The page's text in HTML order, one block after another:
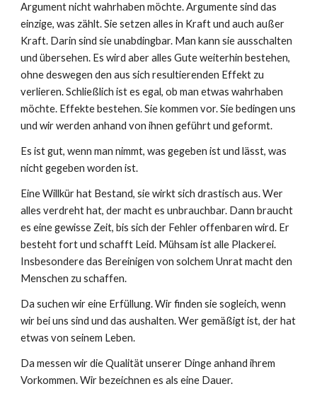
Argument nicht wahrhaben möchte. Argumente sind das
einzige, was zählt. Sie setzen alles in Kraft und auch außer
Kraft. Darin sind sie unabdingbar. Man kann sie ausschalten
und übersehen. Es wird aber alles Gute weiterhin bestehen,
ohne deswegen den aus sich resultierenden Effekt zu
verlieren. Schließlich ist es egal, ob man etwas wahrhaben
möchte. Effekte bestehen. Sie kommen vor. Sie bedingen uns
und wir werden anhand von ihnen geführt und geformt.
Es ist gut, wenn man nimmt, was gegeben ist und lässt, was
nicht gegeben worden ist.
Eine Willkür hat Bestand, sie wirkt sich drastisch aus. Wer
alles verdreht hat, der macht es unbrauchbar. Dann braucht
es eine gewisse Zeit, bis sich der Fehler offenbaren wird. Er
besteht fort und schafft Leid. Mühsam ist alle Plackerei.
Insbesondere das Bereinigen von solchem Unrat macht den
Menschen zu schaffen.
Da suchen wir eine Erfüllung. Wir finden sie sogleich, wenn
wir bei uns sind und das aushalten. Wer gemäßigt ist, der hat
etwas von seinem Leben.
Da messen wir die Qualität unserer Dinge anhand ihrem
Vorkommen. Wir bezeichnen es als eine Dauer.